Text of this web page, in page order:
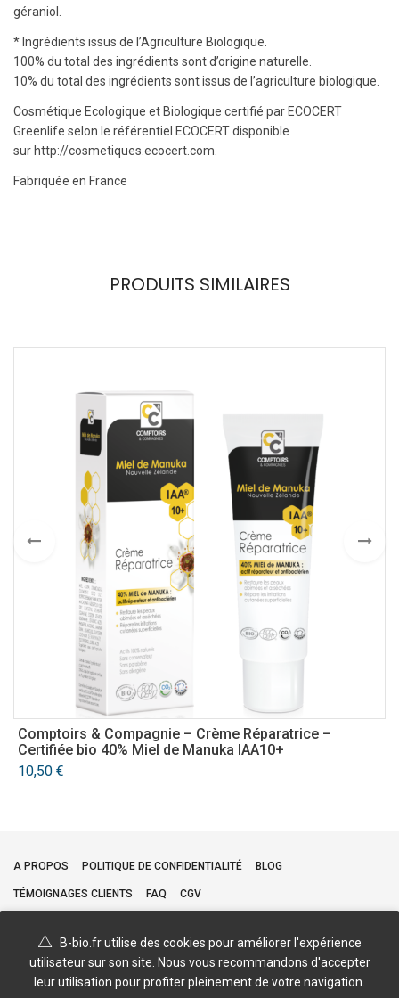
géraniol.
* Ingrédients issus de l’Agriculture Biologique.
100% du total des ingrédients sont d’origine naturelle.
10% du total des ingrédients sont issus de l’agriculture biologique.
Cosmétique Ecologique et Biologique certifié par ECOCERT
Greenlife selon le référentiel ECOCERT disponible
sur http://cosmetiques.ecocert.com.
Fabriquée en France
PRODUITS SIMILAIRES
Comptoirs & Compagnie – Crème Réparatrice –
Certifiée bio 40% Miel de Manuka IAA10+
10,50 €
A PROPOS POLITIQUE DE CONFIDENTIALITÉ BLOG
TÉMOIGNAGES CLIENTS FAQ CGV
B-bio.fr utilise des cookies pour améliorer l'expérience
utilisateur sur son site. Nous vous recommandons d'accepter
leur utilisation pour profiter pleinement de votre navigation.